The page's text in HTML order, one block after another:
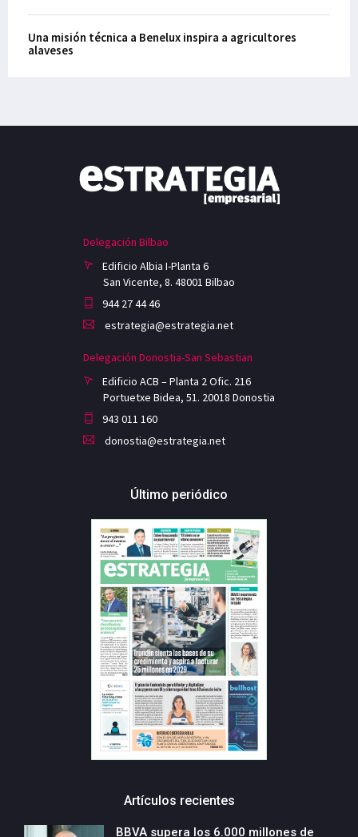
Una misión técnica a Benelux inspira a agricultores
alaveses
Delegación Bilbao
Edificio Albia I-Planta 6
San Vicente, 8. 48001 Bilbao
944 27 44 46
estrategia@estrategia.net
Delegación Donostia-San Sebastian
Edificio ACB – Planta 2 Ofic. 216
Portuetxe Bidea, 51. 20018 Donostia
943 011 160
donostia@estrategia.net
Último periódico
Artículos recientes
BBVA supera los 6.000 millones de